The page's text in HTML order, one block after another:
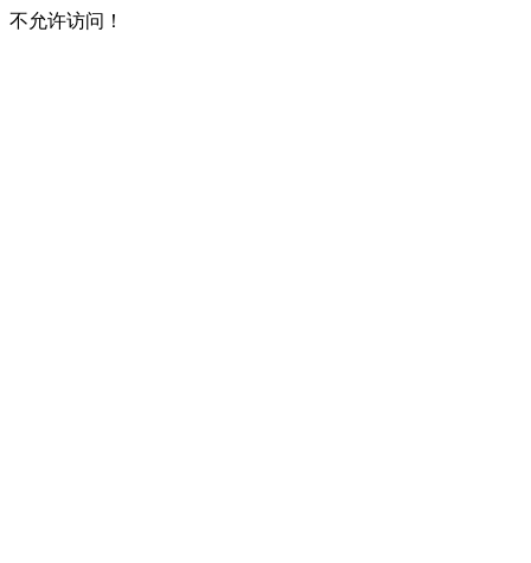
不允许访问！